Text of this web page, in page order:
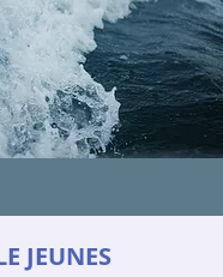
JEUNES